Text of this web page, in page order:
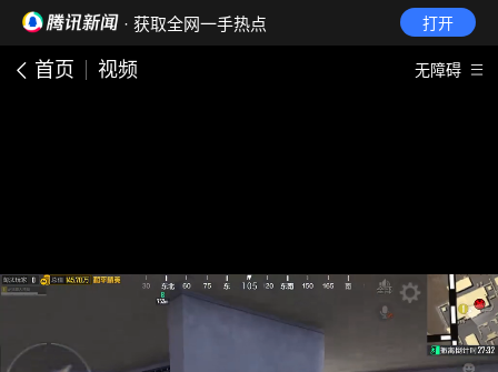
· 获取全网一手热点 打开
首页 视频 无障碍